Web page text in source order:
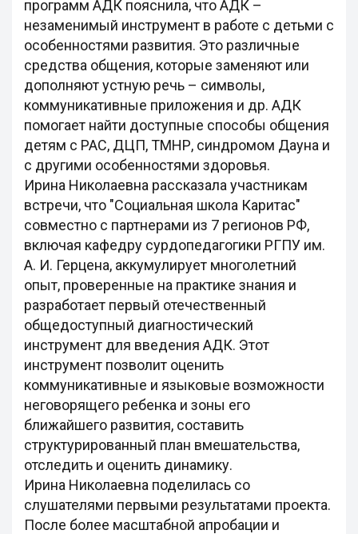
программ АДК пояснила, что АДК –
незаменимый инструмент в работе с детьми с
особенностями развития. Это различные
средства общения, которые заменяют или
дополняют устную речь – символы,
коммуникативные приложения и др. АДК
помогает найти доступные способы общения
детям с РАС, ДЦП, ТМНР, синдромом Дауна и
с другими особенностями здоровья.
Ирина Николаевна рассказала участникам
встречи, что "Социальная школа Каритас"
совместно с партнерами из 7 регионов РФ,
включая кафедру сурдопедагогики РГПУ им.
А. И. Герцена, аккумулирует многолетний
опыт, проверенные на практике знания и
разработает первый отечественный
общедоступный диагностический
инструмент для введения АДК. Этот
инструмент позволит оценить
коммуникативные и языковые возможности
неговорящего ребенка и зоны его
ближайшего развития, составить
структурированный план вмешательства,
отследить и оценить динамику.
Ирина Николаевна поделилась со
слушателями первыми результатами проекта.
После более масштабной апробации и